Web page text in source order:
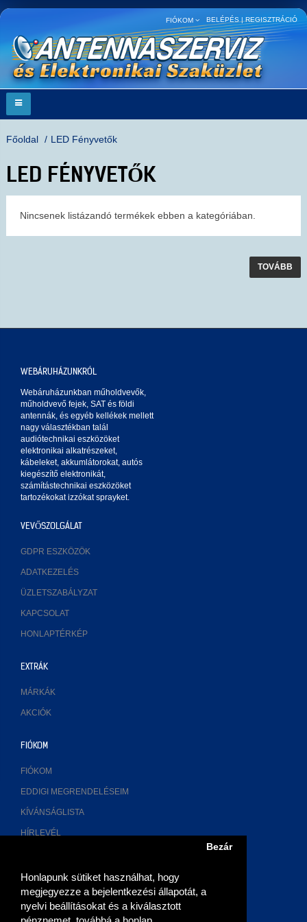
Honlapunk sütiket használhat, hogy
megjegyezze a bejelentkezési állapotát, a
nyelvi beállításokat és a kiválasztott
Bezár
BELÉPÉS |REGISZTRÁCIÓ
FIÓKOM
Főoldal LED Fényvetők
LED FÉNYVETŐK
Nincsenek listázandó termékek ebben a kategóriában.
TOVÁBB
WEBÁRUHÁZUNKRÓL
Webáruházunkban műholdvevők,
műholdvevő fejek, SAT és földi
antennák, és egyéb kellékek mellett
nagy választékban talál
audiótechnikai eszközöket
elektronikai alkatrészeket,
kábeleket, akkumlátorokat, autós
kiegészítő elektronikát,
számítástechnikai eszközöket
tartozékokat izzókat sprayket.
VEVŐSZOLGÁLAT
GDPR ESZKÖZÖK
ADATKEZELÉS
ÜZLETSZABÁLYZAT
KAPCSOLAT
HONLAPTÉRKÉP
EXTRÁK
MÁRKÁK
AKCIÓK
FIÓKOM
FIÓKOM
EDDIGI MEGRENDELÉSEIM
KÍVÁNSÁGLISTA
HÍRLEVÉL
2700 Cegléd, Múzeum u. 3.